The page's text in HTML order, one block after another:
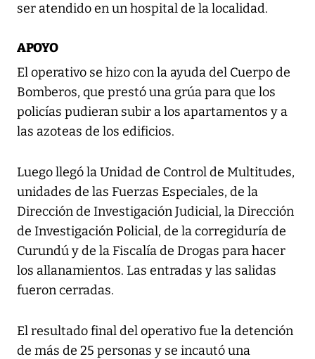
ser atendido en un hospital de la localidad.
APOYO
El operativo se hizo con la ayuda del Cuerpo de
Bomberos, que prestó una grúa para que los
policías pudieran subir a los apartamentos y a
las azoteas de los edificios.
Luego llegó la Unidad de Control de Multitudes,
unidades de las Fuerzas Especiales, de la
Dirección de Investigación Judicial, la Dirección
de Investigación Policial, de la corregiduría de
Curundú y de la Fiscalía de Drogas para hacer
los allanamientos. Las entradas y las salidas
fueron cerradas.
El resultado final del operativo fue la detención
de más de 25 personas y se incautó una